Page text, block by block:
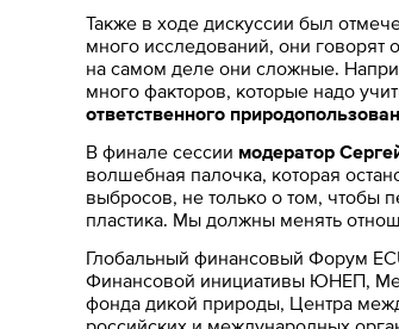
Также в ходе дискуссии был
много исследований, они говорят
на самом деле они сложные.
много факторов, которые надо
ответственного
В финале сессии модератор
волшебная палочка, которая
выбросов, не только о том, чтобы
пластика. Мы должны менять
Глобальный финансовый Форум
Финансовой инициативы ЮНЕП,
фонда дикой природы, Центра